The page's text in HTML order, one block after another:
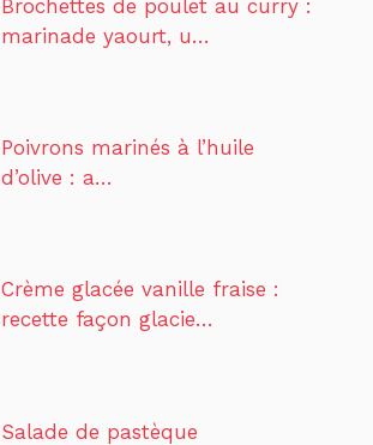
Brochettes de poulet au curry :
marinade yaourt, u…
Poivrons marinés à l’huile
d’olive : a…
Crème glacée vanille fraise :
recette façon glacie…
Salade de pastèque